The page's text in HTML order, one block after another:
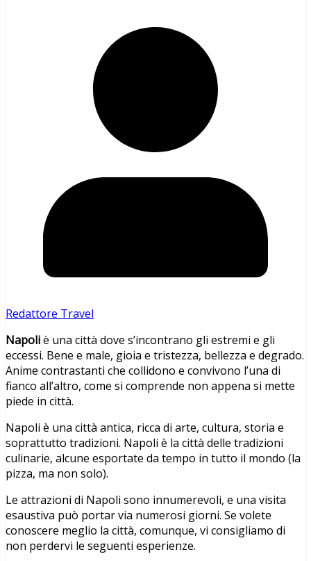
Redattore Travel
Napoliè una città dove s’incontrano gli estremi e gli
eccessi. Bene e male, gioia e tristezza, bellezza e degrado.
Anime contrastanti che collidono e convivono l’una di
fianco all’altro, come si comprende non appena si mette
piede in città.
Napoli è una città antica, ricca di arte, cultura, storia e
soprattutto tradizioni. Napoli è la città delle tradizioni
culinarie, alcune esportate da tempo in tutto il mondo (la
pizza, ma non solo).
Le attrazioni di Napoli sono innumerevoli, e una visita
esaustiva può portar via numerosi giorni. Se volete
conoscere meglio la città, comunque, vi consigliamo di
non perdervi le seguenti esperienze.